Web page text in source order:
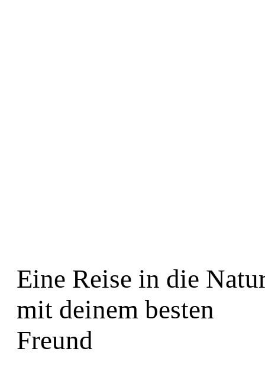
Eine Reise in die
mit deinem besten
Freund